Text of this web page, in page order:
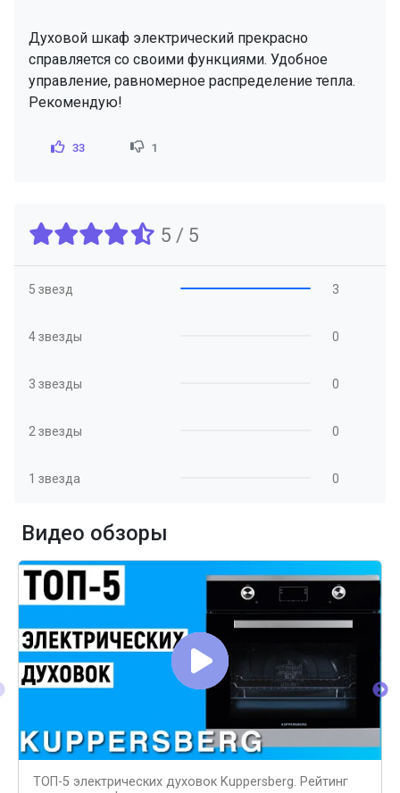
Духовой шкаф электрический прекрасно
справляется со своими функциями. Удобное
управление, равномерное распределение тепла.
Рекомендую!
33 1
5 / 5
5 звезд 3
4 звезды 0
3 звезды 0
2 звезды 0
1 звезда 0
Видео обзоры
ТОП-5 электрических духовок Kuppersberg. Рейтинг